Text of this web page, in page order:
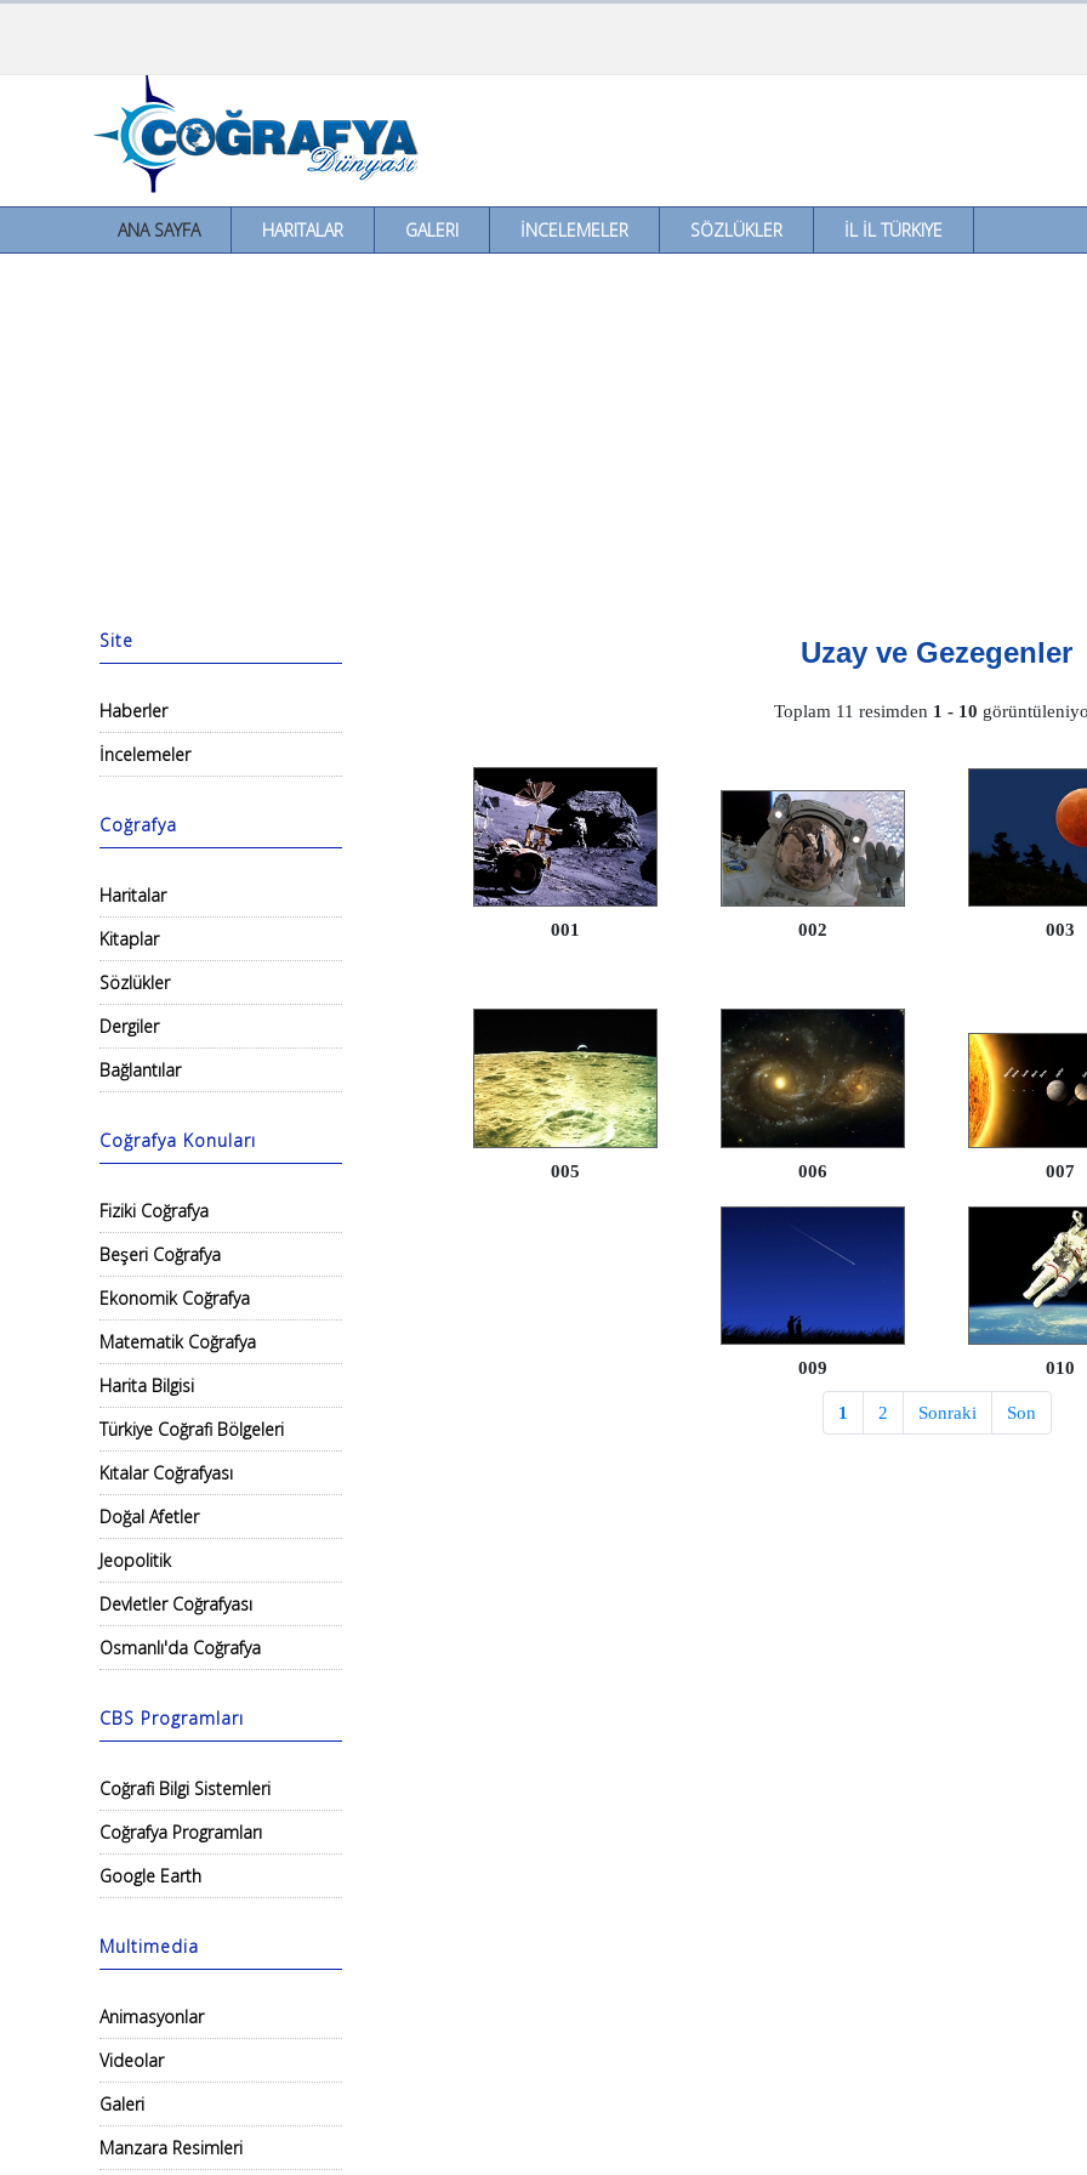
ANA SAYFA HARITALAR GALERI İNCELEMELER SÖZLÜKLER İL İL TÜRKIYE
Site
Haberler
İncelemeler
Coğrafya
Haritalar
Kitaplar
Sözlükler
Dergiler
Bağlantılar
Coğrafya Konuları
Fiziki Coğrafya
Beşeri Coğrafya
Ekonomik Coğrafya
Matematik Coğrafya
Harita Bilgisi
Türkiye Coğrafi Bölgeleri
Kıtalar Coğrafyası
Doğal Afetler
Jeopolitik
Devletler Coğrafyası
Osmanlı'da Coğrafya
CBS Programları
Coğrafi Bilgi Sistemleri
Coğrafya Programları
Google Earth
Multimedia
Animasyonlar
Videolar
Galeri
Manzara Resimleri
Uzay ve Gezegenler
Toplam 11 resimden 1 - 10
001 002 003
005 006 007
009 010
1 2 Sonraki Son